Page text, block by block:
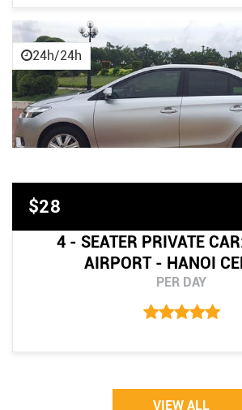
24h/24h
$28
4 - SEATER PRIVATE
AIRPORT - HANOI
PER DAY
VIEW ALL